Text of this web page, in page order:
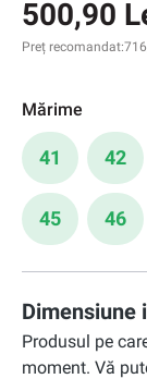
500,90
Preț recomandat:
Mărime
41 42
45 46
Dimensiune
Produsul pe
moment. Vă